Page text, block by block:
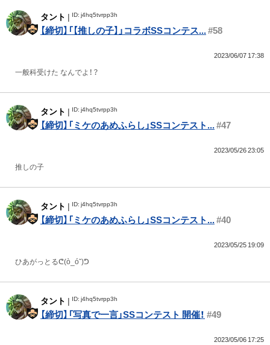
タント | ID: j4hq5tvrpp3h
【締切】「【推しの子】」コラボSSコンテス...#58
2023/06/07 17:38
一般科受けた なんでよ！？
タント | ID: j4hq5tvrpp3h
【締切】「ミケのあめふらし」SSコンテスト...#47
2023/05/26 23:05
推しの子
タント | ID: j4hq5tvrpp3h
【締切】「ミケのあめふらし」SSコンテスト...#40
2023/05/25 19:09
ひあがっとるᕦ(ò_óˇ)ᕤ
タント | ID: j4hq5tvrpp3h
【締切】「写真で一言」SSコンテスト 開催！ #49
2023/05/06 17:25